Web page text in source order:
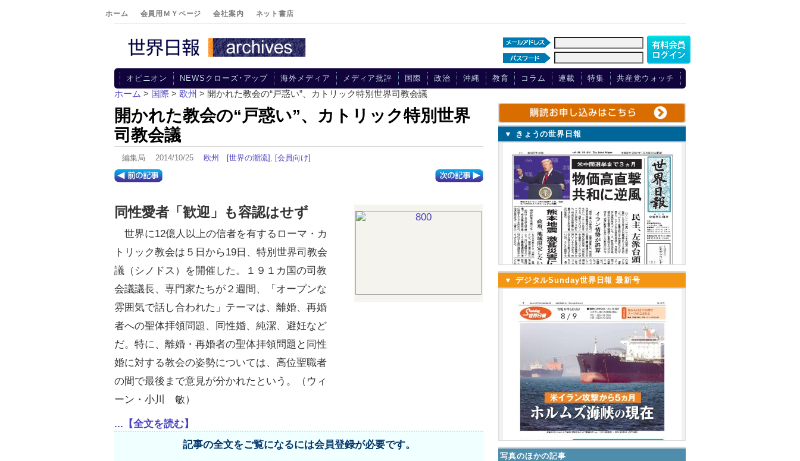
ホーム 会員用ＭＹページ 会社案内 ネット書店
オピニオン NEWSクローズ･アップ 海外メディア メディア批評 国際 政治 沖縄 教育 コラム 連載 特集 共産党ウォッチ
ホーム > 国際 > 欧州 > 開かれた教会の“戸惑い”、カトリック特別世界司教会議
開かれた教会の“戸惑い”、カトリック特別世界
司教会議
編集局 2014/10/25 欧州 [世界の潮流] , [会員向け]
同性愛者「歓迎」も容認はせず
世界に12億人以上の信者を有するローマ・カ
トリック教会は５日から19日、特別世界司教会
議（シノドス）を開催した。１９１カ国の司教
会議議長、専門家たちが２週間、「オープンな
雰囲気で話し合われた」テーマは、離婚、再婚
者への聖体拝領問題、同性婚、純潔、避妊など
だ。特に、離婚・再婚者の聖体拝領問題と同性
婚に対する教会の姿勢については、高位聖職者
の間で最後まで意見が分かれたという。（ウィ
ーン・小川 敏）
...【全文を読む】
記事の全文をご覧になるには会員登録が必要です。
▼ きょうの世界日報
▼ デジタルSunday世界日報 最新号
写真のほかの記事